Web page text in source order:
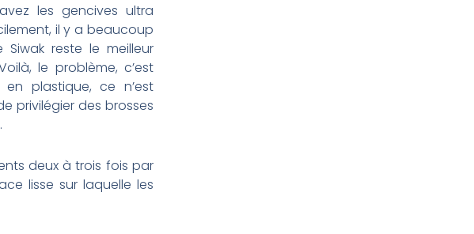
les gencives ultra
il y a beaucoup
reste le meilleur
le problème, c’est
plastique, ce n’est
privilégier des brosses
deux à trois fois par
lisse sur laquelle les